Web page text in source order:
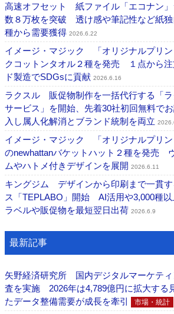
高速オフセット 紙ファイル「エコナン」
数８万枚を突破 透け感や筆記性など紙独
種から需要獲得 2026.6.22
イメージ・マジック 「オリジナルプリン
クコットンタオル２種を発売 １点から
ド製造でSDGsに貢献 2026.6.16
ラクスル 販促物制作を一括代行する「
サービス」を開始、先着30社初回無料で
入し属人化解消とブランド統制を両立
イメージ・マジック 「オリジナルプリ
のnewhattanバケットハット２種を発売
ムやハトメ付きデザインを展開 2026.6.11
キングジム デザインから印刷まで一貫
ス「TEPLABO」開始 AI活用や3,000種
ラベルや販促物を最短翌日出荷 2026.6.9
最新記事
矢野経済研究所 国内デジタルマーケティ
査を実施 2026年は4,789億円に拡大する
たデータ整備需要が成長を牽引
市場・統計